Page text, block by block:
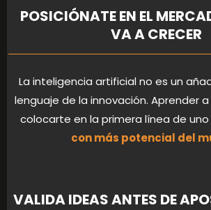
POSICIÓNATE EN EL
VA A CRECER
La inteligencia artificial no es un
lenguaje de la innovación. Aprender
colocarte en la primera línea de
con más potencial del
VALIDA IDEAS ANTES DE